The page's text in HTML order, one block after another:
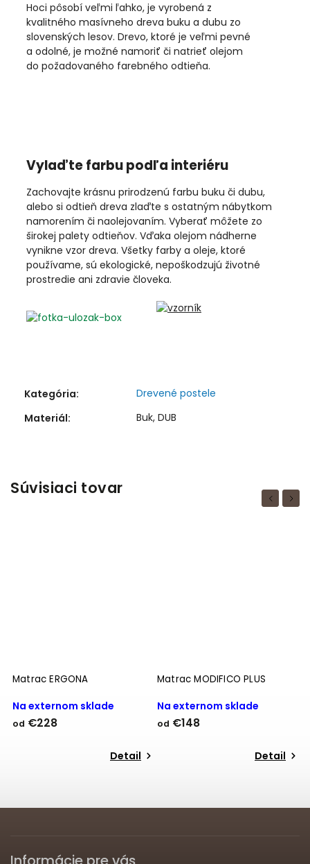
Hoci pôsobí veľmi ľahko, je vyrobená z
kvalitného masívneho dreva buku a dubu zo
slovenských lesov. Drevo, ktoré je veľmi pevné
a odolné, je možné namoriť či natrieť olejom
do požadovaného farebného odtieňa.
Vylaďte farbu podľa interiéru
Zachovajte krásnu prirodzenú farbu buku či dubu,
alebo si odtieň dreva zlaďte s ostatným nábytkom
namorením či naolejovaním. Vyberať môžete zo
širokej palety odtieňov. Vďaka olejom nádherne
vynikne vzor dreva. Všetky farby a oleje, ktoré
používame, sú ekologické, nepoškodzujú životné
prostredie ani zdravie človeka.
Kategória:
Drevené postele
Materiál: Buk, DUB
Súvisiaci tovar Previous
Matrac ERGONA
Na externom sklade
od €228
Detail
Matrac MODIFICO PLUS
Na externom sklade
od €148
Detail
Next